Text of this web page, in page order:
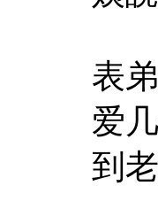
表
爱
到